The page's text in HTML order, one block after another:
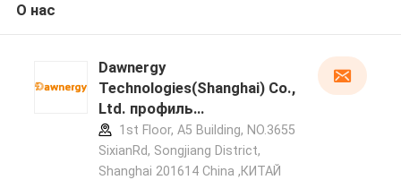
О нас
Dawnergy
Technologies(Shanghai) Co.,
Ltd. профиль
производителя
1st Floor, A5 Building, NO.3655
SixianRd, Songjiang District,
Shanghai 201614 China ,КИТАЙ